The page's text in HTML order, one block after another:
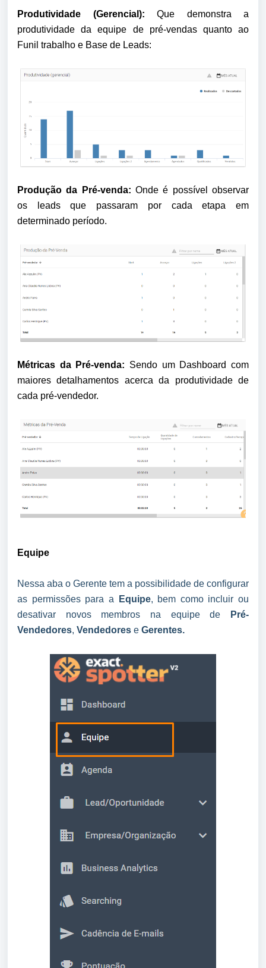
Produtividade (Gerencial): Que demonstra a
produtividade da equipe de pré-vendas quanto ao
Funil trabalho e Base de Leads:
Produção da Pré-venda: Onde é possível observar
os leads que passaram por cada etapa em
determinado período.
Métricas da Pré-venda: Sendo um Dashboard com
maiores detalhamentos acerca da produtividade de
cada pré-vendedor.
Equipe
Nessa aba o Gerente tem a possibilidade de configurar
as permissões para a
Equipe, bem como incluir ou
desativar novos membros na equipe de
Pré-
Vendedores, Vendedores e Gerentes.